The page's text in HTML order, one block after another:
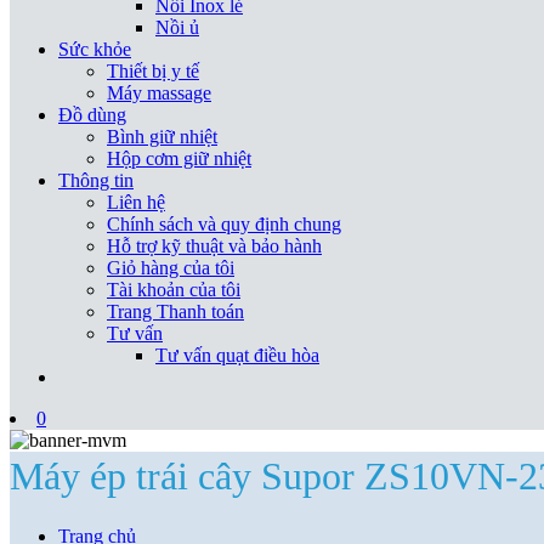
Nồi Inox lẻ
Nồi ủ
Sức khỏe
Thiết bị y tế
Máy massage
Đồ dùng
Bình giữ nhiệt
Hộp cơm giữ nhiệt
Thông tin
Liên hệ
Chính sách và quy định chung
Hỗ trợ kỹ thuật và bảo hành
Giỏ hàng của tôi
Tài khoản của tôi
Trang Thanh toán
Tư vấn
Tư vấn quạt điều hòa
0
Máy ép trái cây Supor ZS10VN-
Trang chủ